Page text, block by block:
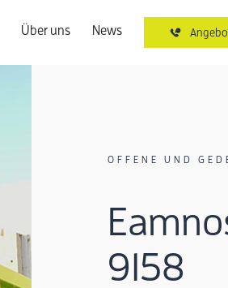
Über uns News
OFFENE UND
9158